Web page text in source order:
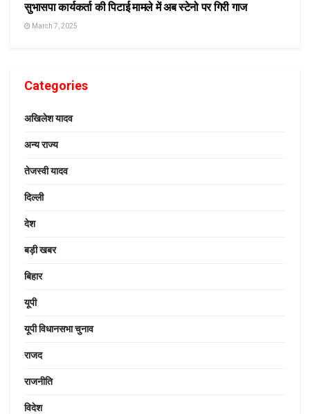
सुभासपा कार्यकर्ता की पिटाई मामले में अब स्टेनो पर गिरी गाज
March 7, 2025
Categories
अखिलेश यादव
अन्य राज्य
तेजस्वी यादव
दिल्ली
देश
बड़ी खबर
बिहार
यूपी
यूपी विधानसभा चुनाव
राजद
राजनीति
विदेश